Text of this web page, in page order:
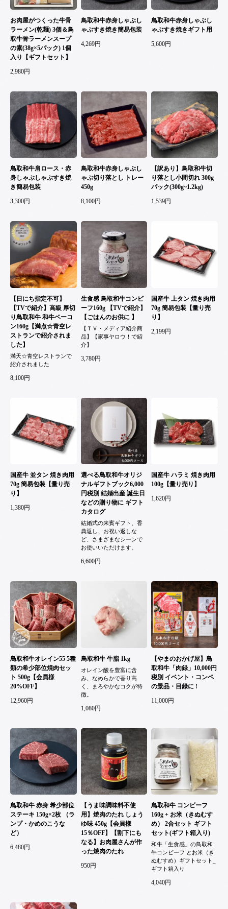
お肉屋がつくった牛骨
ラーメン(乾麺) 3個＆鳥
取牛骨ラーメンスープ
の素(38g×5パック) 1個
入り【ギフトセット】
2,980円
鳥取和牛赤身しゃぶし
ゃぶすき焼き簡易包装
4,269円
鳥取和牛赤身しゃぶし
ゃぶすき焼きギフト用
5,600円
鳥取和牛肩ロース・赤
身しゃぶしゃぶすき焼
き簡易包装
3,300円
鳥取和牛赤身しゃぶし
ゃぶ切り落とし トレー
450g
8,100円
【訳あり】鳥取和牛切
り落とし小間切れ 300g
パック(300g~1.2kg)
1,539円
【日にち指定不可】
【TVで紹介】高級 厚切
り鳥取和牛 和牛ベーコ
ン160g【満点☆青空レ
ストランで紹介されま
した】
満天☆青空レストランで
紹介されました
8,100円
生食感 鳥取和牛コンビ
ーフ160g 【TVで紹介】
【ごはんのお供に 】
【ＴＶ・メディア紹介商
品】【家事ヤロウ！で紹
介】
3,780円
国産牛 上タン 焼き肉用
70g 簡易包装【量り売
り】
2,199円
国産牛 並タン 焼き肉用
70g 簡易包装【量り売
り】
1,380円
選べる鳥取和牛オリジ
ナルギフトブック6,000
円税別 結婚出産 誕生日
などの贈り物に ギフト
カタログ
結婚式の来賓ギフト、香
典返し、お祝い返しな
ど、さまざまなシーンで
お使いいただけます。
6,600円
国産牛 ハラミ 焼き肉用
100g【量り売り】
1,620円
鳥取和牛オレイン55 5種
類の希少部位焼肉セッ
ト 500g【会員様
20%OFF】
12,960円
鳥取和牛 牛脂 1kg
オレイン酸を豊富に含
み、なめらかで香り高
く、まろやかなコクが特
徴。
1,080円
【やまのおかげ屋】鳥
取和牛「肉録」10,000円
税別 イベント・コンペ
の景品・目録に !
11,000円
鳥取和牛 赤身 希少部位
ステーキ 150g×2枚 （ラ
ンプ・かめのこうな
ど）
6,480円
【うま味調味料不使
用】焼肉のたれ しょう
ゆ味 450g【会員様
15％OFF】【割下にも
なる】お肉屋さんが作
った焼肉のたれ
950円
鳥取和牛 コンビーフ
160g + お米（きぬむす
め） 2合セット ギフト
セット(ギフト箱入り)
和牛「生食感」の鳥取和
牛コンビーフ とお米（き
ぬむすめ）ギフトセット_
ギフト箱入り
4,040円